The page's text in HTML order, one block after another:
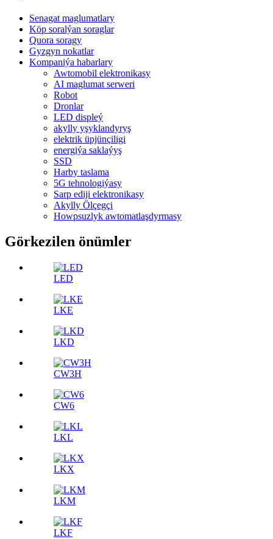
Senagat maglumatlary
Köp soralýan soraglar
Quora soragy
Gyzgyn nokatlar
Kompaniýa habarlary
Awtomobil elektronikasy
AI maglumat serweri
Robot
Dronlar
LED displeý
akylly yşyklandyryş
elektrik üpjünçiligi
energiýa saklaýyş
SSD
Harby taslama
5G tehnologiýasy
Sarp ediji elektronikasy
Akylly Ölçegçi
Howpsuzlyk awtomatlaşdyrmasy
Görkezilen önümler
LED
LKE
LKD
CW3H
CW6
LKL
LKX
LKM
LKF